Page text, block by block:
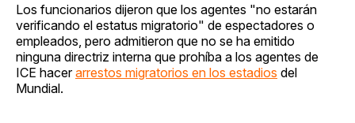
Los funcionarios dijeron que los agentes "no estarán
verificando el estatus migratorio" de espectadores o
empleados, pero admitieron que no se ha emitido
ninguna directriz interna que prohíba a los agentes de
ICE hacerarrestos migratorios en los estadios del
Mundial.